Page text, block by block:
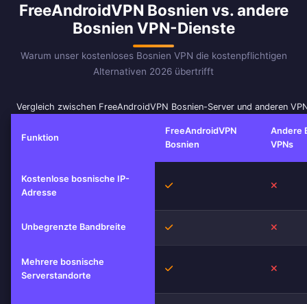
FreeAndroidVPN Bosnien vs. andere
Bosnien VPN-Dienste
Warum unser kostenloses Bosnien VPN die kostenpflichtigen
Alternativen 2026 übertrifft
Vergleich zwischen FreeAndroidVPN Bosnien-Server und anderen
Funktion
FreeAndroidVPN
Bosnien
Andere
VPNs
Kostenlose bosnische IP-
Adresse
Ja
Unbegrenzte Bandbreite Ja
Mehrere bosnische
Serverstandorte
Ja